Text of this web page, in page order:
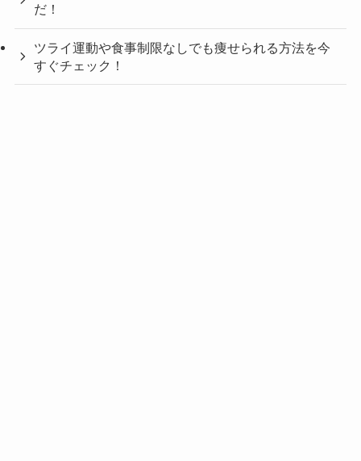
だ！
ツライ運動や食事制限なしでも痩せられる方法を今
すぐチェック！